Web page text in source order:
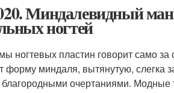
Миндалевидный
ногтей
ногтевых пластин говорит само
форму миндаля, вытянутую, слегка
очертаниями. Модные